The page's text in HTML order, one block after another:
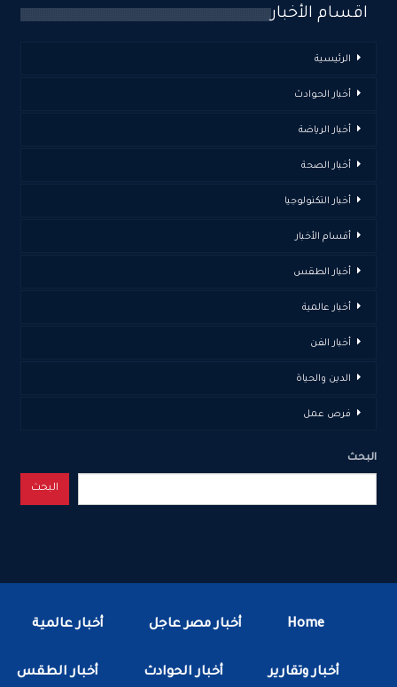
اقسام الأخبار
الرئيسية
أخبار الحوادث
أخبار الرياضة
أخبار الصحة
أخبار التكنولوجيا
أقسام الأخبار
أخبار الطقس
أخبار عالمية
أخبار الفن
الدين والحياة
فرص عمل
البحث
البحث
Home أخبار مصر عاجل أخبار عالمية
أخبار وتقارير أخبار الحوادث أخبار الطقس